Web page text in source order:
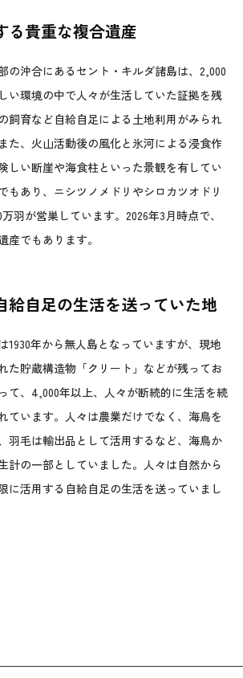
る貴重な複合遺産
の沖合にあるセント・キルダ諸島は、2,000
い環境の中で人々が生活していた証拠を残
飼育など自給自足による土地利用がみられ
た、火山活動後の風化と氷河による浸食作
しい断崖や海食柱といった景観を有してい
もあり、ニシツノメドリやシロカツオドリ
羽が営巣しています。2026年3月時点で、
産でもあります。
給自足の生活を送っていた地
1930年から無人島となっていますが、現地
た貯蔵構造物「クリート」などが残ってお
て、4,000年以上、人々が断続的に生活を続
ています。人々は農業だけでなく、海鳥を
羽毛は輸出品として活用するなど、海鳥か
計の一部としていました。人々は自然から
に活用する自給自足の生活を送っていまし